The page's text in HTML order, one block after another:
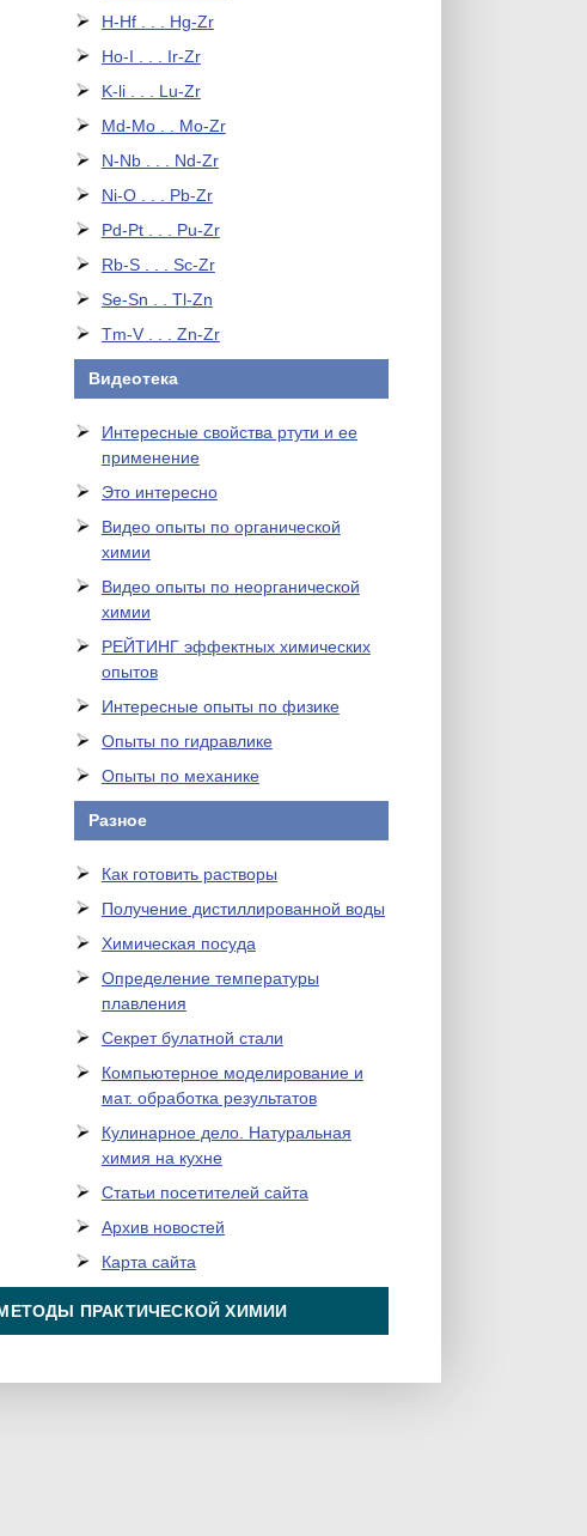
H-Hf . . . Hg-Zr
Ho-I . . . Ir-Zr
K-li . . . Lu-Zr
Md-Mo . . Mo-Zr
N-Nb . . . Nd-Zr
Ni-O . . . Pb-Zr
Pd-Pt . . . Pu-Zr
Rb-S . . . Sc-Zr
Se-Sn . . Tl-Zn
Tm-V . . . Zn-Zr
Видеотека
Интересные свойства ртути и ее
применение
Это интересно
Видео опыты по органической
химии
Видео опыты по неорганической
химии
РЕЙТИНГ эффектных химических
опытов
Интересные опыты по физике
Опыты по гидравлике
Опыты по механике
Разное
Как готовить растворы
Получение дистиллированной воды
Химическая посуда
Определение температуры
плавления
Секрет булатной стали
Компьютерное моделирование и
мат. обработка результатов
Кулинарное дело. Натуральная
химия на кухне
Статьи посетителей сайта
Архив новостей
Карта сайта
ПРАКТИЧЕСКОЙ ХИМИИ